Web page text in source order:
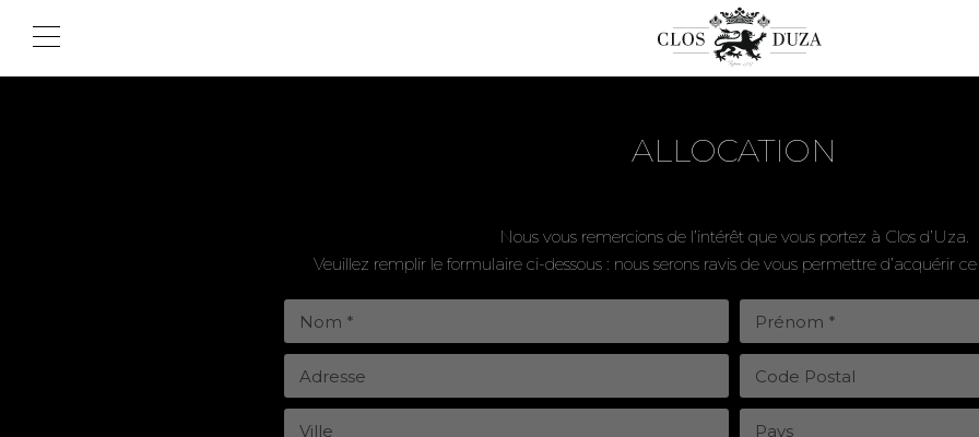
ALLOCATION
Nous vous remercions de l’intérêt que vous portez à Clos d’Uza.
Veuillez remplir le formulaire ci-dessous : nous serons ravis de vous permettre d’acquérir